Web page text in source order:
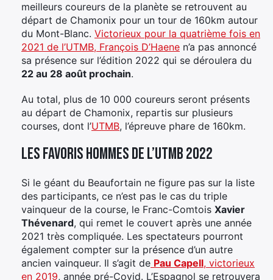
meilleurs coureurs de la planète se retrouvent au
départ de Chamonix pour un tour de 160km autour
du Mont-Blanc. Victorieux pour la quatrième fois en
2021 de l’UTMB, François D’Haene n’a pas annoncé
sa présence sur l’édition 2022 qui se déroulera du
22 au 28 août prochain.
Au total, plus de 10 000 coureurs seront présents
au départ de Chamonix, repartis sur plusieurs
courses, dont l’UTMB, l’épreuve phare de 160km.
Les favoris hommes de l’UTMB 2022
Si le géant du Beaufortain ne figure pas sur la liste
des participants, ce n’est pas le cas du triple
vainqueur de la course, le Franc-Comtois Xavier
Thévenard, qui remet le couvert après une année
2021 très compliquée. Les spectateurs pourront
également compter sur la présence d’un autre
ancien vainqueur. Il s’agit de Pau Capell, victorieux
en 2019, année pré-Covid. L’Espagnol se retrouvera